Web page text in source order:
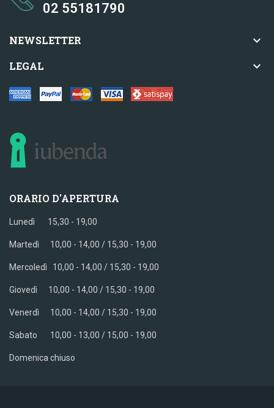
02 55181790
NEWSLETTER 
LEGAL 
ORARIO D'APERTURA
Lunedì 15,30 - 19,00
Martedì 10,00 - 14,00 / 15,30 - 19,00
Mercoledì 10,00 - 14,00 / 15,30 - 19,00
Giovedì 10,00 - 14,00 / 15,30 - 19,00
Venerdì 10,00 - 14,00 / 15,30 - 19,00
Sabato 10,00 - 13,00 / 15,00 - 19,00
Domenica chiuso